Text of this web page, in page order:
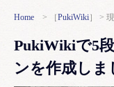
Home > ［PukiWiki］ >
PukiWikiで5
ンを作成しま